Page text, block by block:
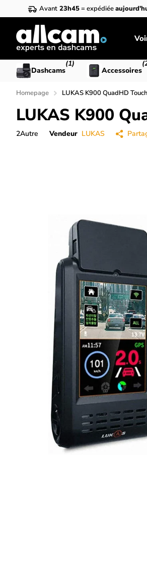
Avant 23h45= expédiée
Dashcams
(1)
Accessoires
Homepage LUKAS K900 QuadHD
LUKAS K900
2Autre Vendeur LUKAS